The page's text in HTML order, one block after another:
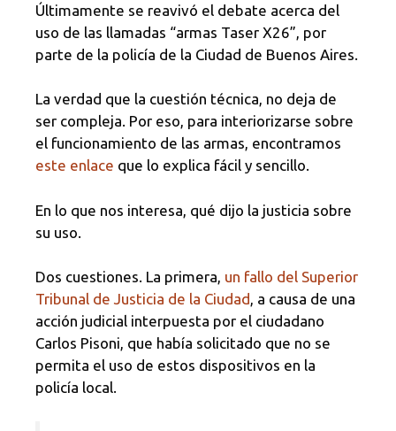
Últimamente se reavivó el debate acerca del
uso de las llamadas “armas Taser X26”, por
parte de la policía de la Ciudad de Buenos Aires.
La verdad que la cuestión técnica, no deja de
ser compleja. Por eso, para interiorizarse sobre
el funcionamiento de las armas, encontramos
este enlace que lo explica fácil y sencillo.
En lo que nos interesa, qué dijo la justicia sobre
su uso.
Dos cuestiones. La primera, un fallo del Superior
Tribunal de Justicia de la Ciudad, a causa de una
acción judicial interpuesta por el ciudadano
Carlos Pisoni, que había solicitado que no se
permita el uso de estos dispositivos en la
policía local.